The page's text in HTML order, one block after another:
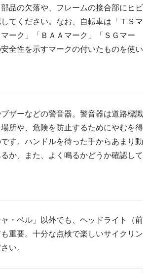
部品の欠落や、フレームの接合部にヒビ
てください。なお、自転車は「ＴＳマ
ーク」「ＢＡＡマーク」「ＳＧマー
全性を示すマークの付いたものを使い
ブザーなどの警音器。警音器は道路標識
所や、危険を防止するためにやむを得
す。ハンドルを待った手からあまり動
か、また、よく鳴るかどうか確認して
ャ・ベル」以外でも、ヘッドライト（前
重要。十分な点検で楽しいサイクリン
い。